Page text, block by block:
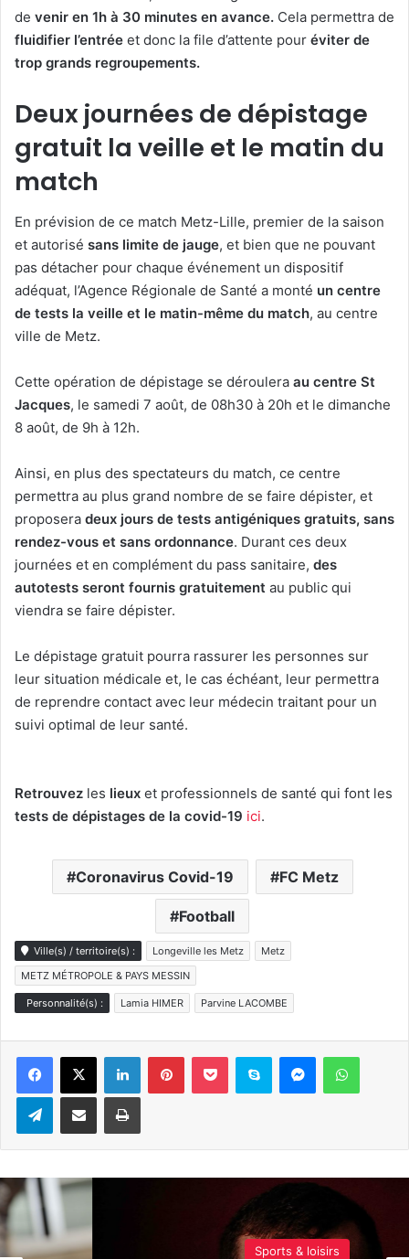
de venir en 1h à 30 minutes en avance. Cela permettra de
fluidifier l’entrée et donc la file d’attente pour éviter de
trop grands regroupements.
Deux journées de dépistage
gratuit la veille et le matin du
match
En prévision de ce match Metz-Lille, premier de la saison
et autorisé sans limite de jauge, et bien que ne pouvant
pas détacher pour chaque événement un dispositif
adéquat, l’Agence Régionale de Santé a monté un centre
de tests la veille et le matin-même du match, au centre
ville de Metz.
Cette opération de dépistage se déroulera au centre St
Jacques, le samedi 7 août, de 08h30 à 20h et le dimanche
8 août, de 9h à 12h.
Ainsi, en plus des spectateurs du match, ce centre
permettra au plus grand nombre de se faire dépister, et
proposera deux jours de tests antigéniques gratuits, sans
rendez-vous et sans ordonnance. Durant ces deux
journées et en complément du pass sanitaire, des
autotests seront fournis gratuitement au public qui
viendra se faire dépister.
Le dépistage gratuit pourra rassurer les personnes sur
leur situation médicale et, le cas échéant, leur permettra
de reprendre contact avec leur médecin traitant pour un
suivi optimal de leur santé.
Retrouvez les lieux et professionnels de santé qui font les
tests de dépistages de la covid-19 ici.
Coronavirus Covid-19 FC Metz
Football
Ville(s) / territoire(s) : Longeville les Metz
Metz
METZ MÉTROPOLE & PAYS MESSIN
Personnalité(s) : Lamia HIMER Parvine LACOMBE
LinkedinPinterestPocket Skype Messenger
TelegramPartager par e-mail Imprimer
Sports & loisirs